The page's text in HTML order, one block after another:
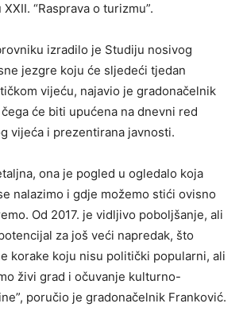
“Rasprava o turizmu”.
izradilo je Studiju nosivog
jezgre koju će sljedeći tjedan
vijeću, najavio je gradonačelnik
će biti upućena na dnevni red
vijeća i prezentirana javnosti.
ona je pogled u ogledalo koja
nalazimo i gdje možemo stići ovisno
Od 2017. je vidljivo poboljšanje, ali
za još veći napredak, što
korake koju nisu politički popularni, ali
živi grad i očuvanje kulturno-
poručio je gradonačelnik Franković.